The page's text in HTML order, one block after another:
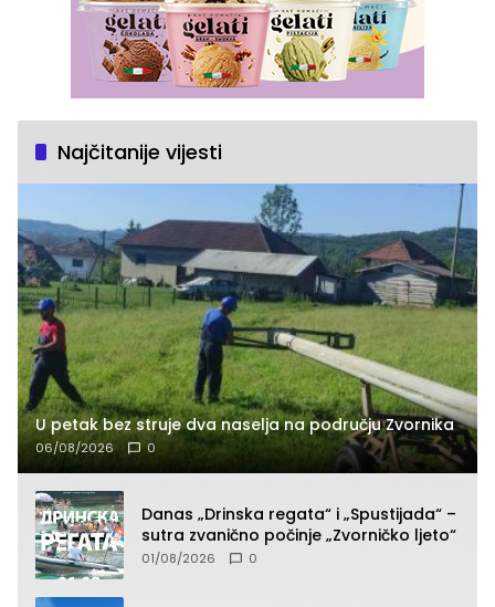
Najčitanije vijesti
U petak bez struje dva naselja na području Zvornika
06/08/2026 0
Danas „Drinska regata“ i „Spustijada“ –
sutra zvanično počinje „Zvorničko ljeto“
01/08/2026 0